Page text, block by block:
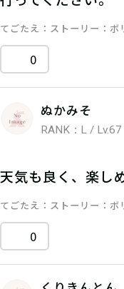
てごたえ ストーリー ボ
0
ぬかみそ
RANK：L / Lv.67
天気も良く、楽し
てごたえ ストーリー ボ
0